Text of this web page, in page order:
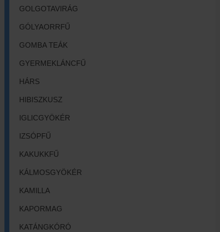
GOLGOTAVIRÁG
GÓLYAORRFŰ
GOMBA TEÁK
GYERMEKLÁNCFŰ
HÁRS
HIBISZKUSZ
IGLICGYÖKÉR
IZSÓPFŰ
KAKUKKFŰ
KÁLMOSGYÖKÉR
KAMILLA
KAPORMAG
KATÁNGKÓRÓ